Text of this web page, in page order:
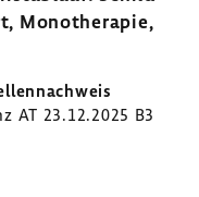
Mono­the­rapie,
AT 23.12.2025 B3